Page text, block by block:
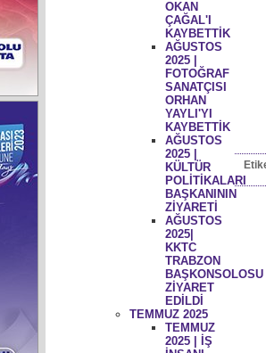
OKAN
ÇAĞAL'I
KAYBETTİK
AĞUSTOS
2025 |
FOTOĞRAF
SANATÇISI
ORHAN
YAYLI'YI
KAYBETTİK
AĞUSTOS
2025 |
KÜLTÜR
POLİTİKALARI
BAŞKANININ
ZİYARETİ
AĞUSTOS
2025|
KKTC
TRABZON
BAŞKONSOLOSU
ZİYARET
EDİLDİ
TEMMUZ 2025
TEMMUZ
2025 | İŞ